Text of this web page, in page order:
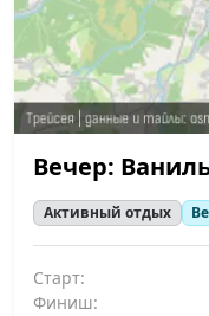
Вечер:
Активный отдых
Старт:
Финиш: